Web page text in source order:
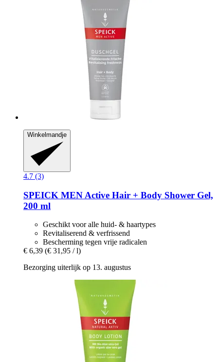
Winkelmandje
4.7 (3)
SPEICK MEN Active Hair + Body Shower Gel,
200 ml
Geschikt voor alle huid- & haartypes
Revitaliserend & verfrissend
Bescherming tegen vrije radicalen
€ 6,39 (€ 31,95 / l)
Bezorging uiterlijk op 13. augustus